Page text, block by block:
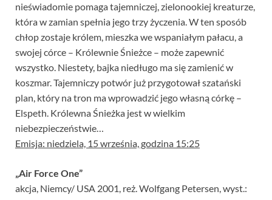
nieświadomie pomaga tajemniczej, zielonookiej kreaturze,
która w zamian spełnia jego trzy życzenia. W ten sposób
chłop zostaje królem, mieszka we wspaniałym pałacu, a
swojej córce – Królewnie Śnieżce – może zapewnić
wszystko. Niestety, bajka niedługo ma się zamienić w
koszmar. Tajemniczy potwór już przygotował szatański
plan, który na tron ma wprowadzić jego własną córkę –
Elspeth. Królewna Śnieżka jest w wielkim
niebezpieczeństwie…
Emisja: niedziela, 15 września, godzina 15:25
„Air Force One”
akcja, Niemcy/ USA 2001, reż. Wolfgang Petersen, wyst.: